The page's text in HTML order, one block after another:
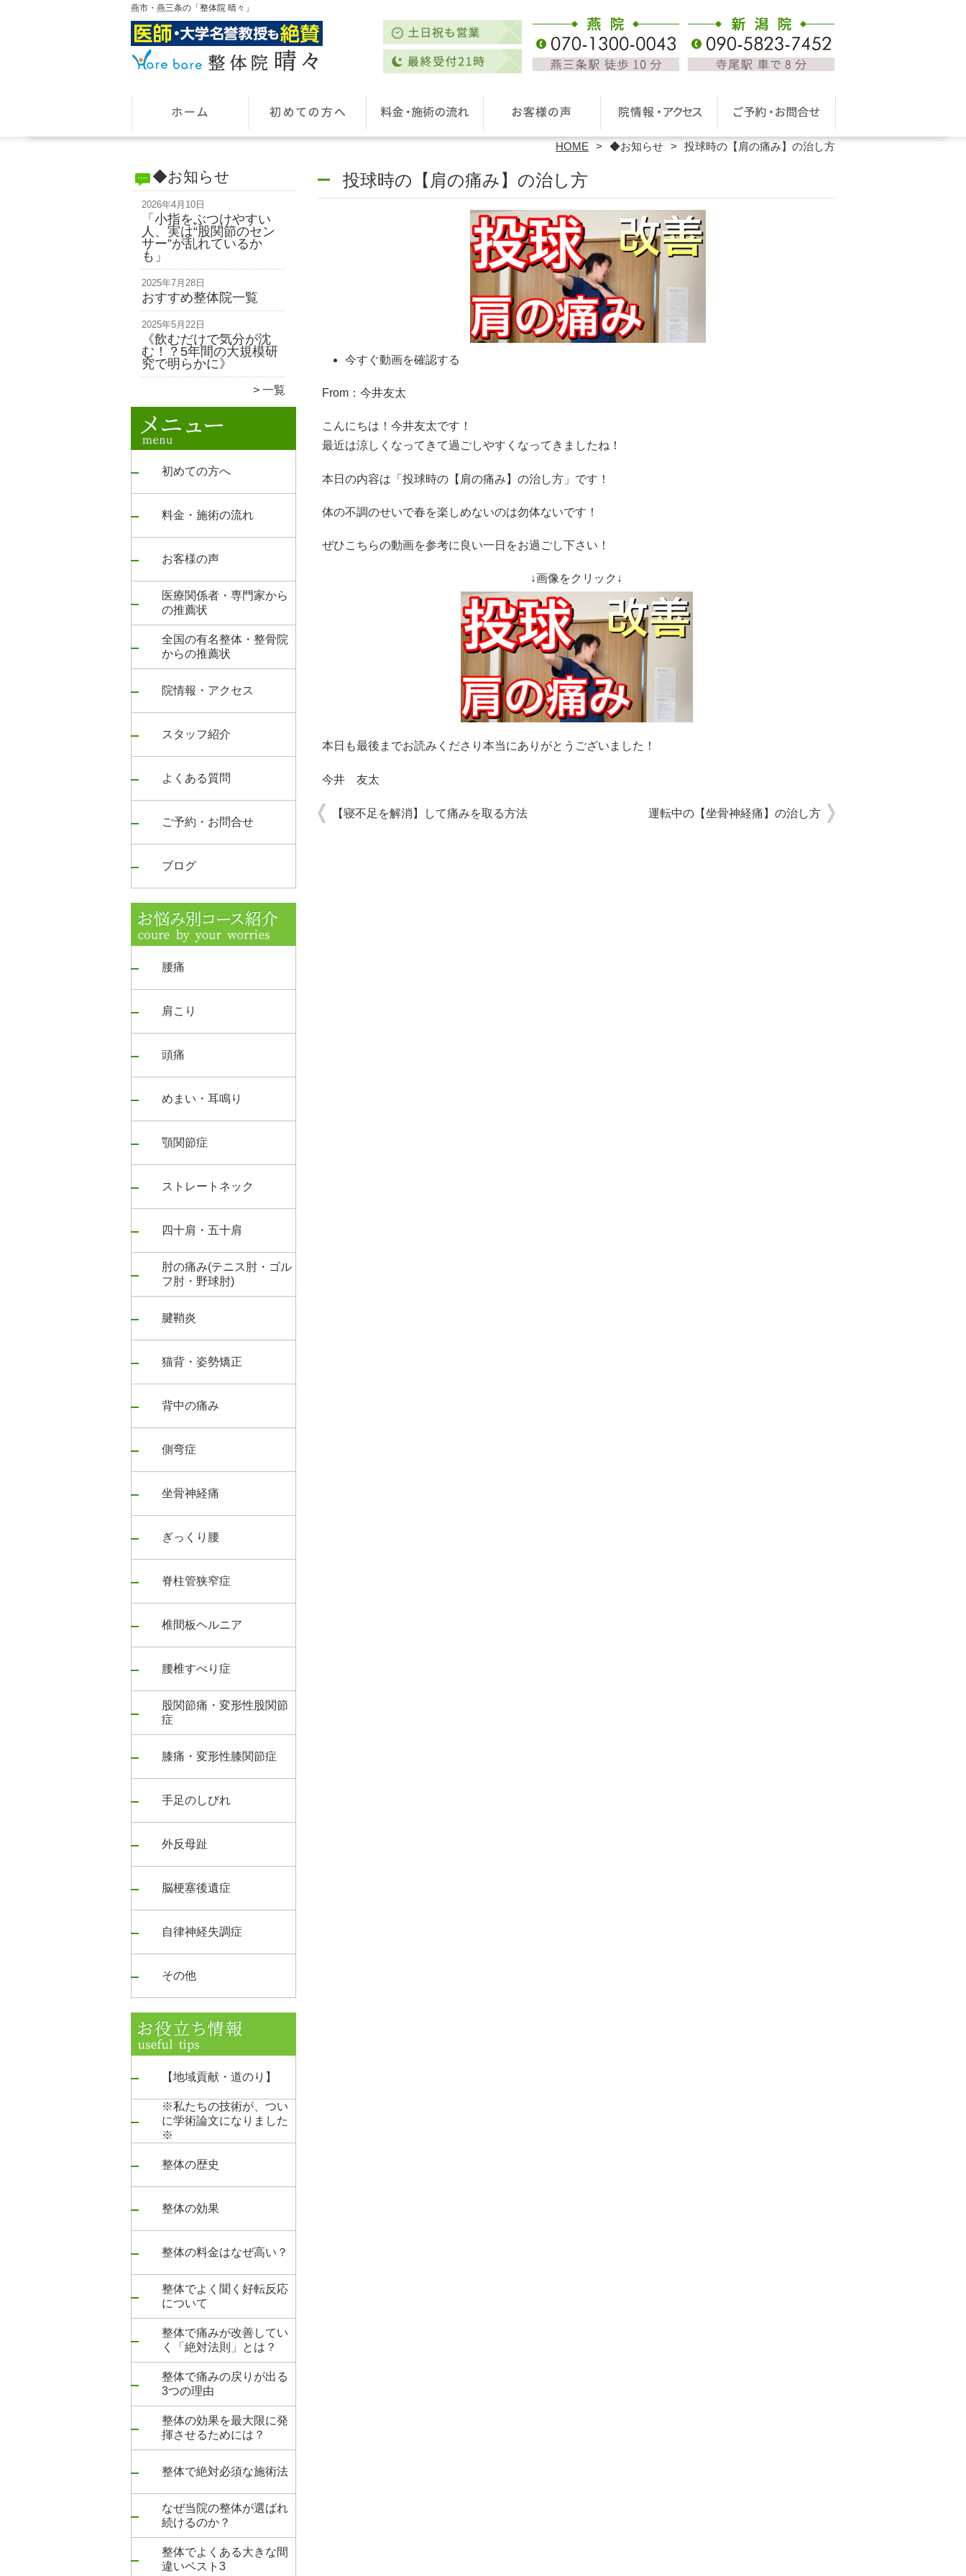
燕市・燕三条の「整体院 晴々」
HOME ◆お知らせ 投球時の【肩の痛み】の治し方
◆お知らせ
2026年4月10日
「小指をぶつけやすい
人、実は“股関節のセン
サー”が乱れているか
も」
2025年7月28日
おすすめ整体院一覧
2025年5月22日
《飲むだけで気分が沈
む！？5年間の大規模研
究で明らかに》
一覧
初めての方へ
料金・施術の流れ
お客様の声
医療関係者・専門家から
の推薦状
全国の有名整体・整骨院
からの推薦状
院情報・アクセス
スタッフ紹介
よくある質問
ご予約・お問合せ
ブログ
腰痛
肩こり
頭痛
めまい・耳鳴り
顎関節症
ストレートネック
四十肩・五十肩
肘の痛み(テニス肘・ゴル
フ肘・野球肘)
腱鞘炎
猫背・姿勢矯正
背中の痛み
側弯症
坐骨神経痛
ぎっくり腰
脊柱管狭窄症
椎間板ヘルニア
腰椎すべり症
股関節痛・変形性股関節
症
膝痛・変形性膝関節症
手足のしびれ
外反母趾
脳梗塞後遺症
自律神経失調症
その他
【地域貢献・道のり】
※私たちの技術が、つい
に学術論文になりました
※
整体の歴史
整体の効果
整体の料金はなぜ高い？
整体でよく聞く好転反応
について
整体で痛みが改善してい
く「絶対法則」とは？
整体で痛みの戻りが出る
3つの理由
整体の効果を最大限に発
揮させるためには？
整体で絶対必須な施術法
なぜ当院の整体が選ばれ
続けるのか？
整体でよくある大きな間
違いベスト3
投球時の【肩の痛み】の治し方
今すぐ動画を確認する
From：今井友太
こんにちは！今井友太です！
最近は涼しくなってきて過ごしやすくなってきましたね！
本日の内容は「投球時の【肩の痛み】の治し方」です！
体の不調のせいで春を楽しめないのは勿体ないです！
ぜひこちらの動画を参考に良い一日をお過ごし下さい！
↓画像をクリック↓
本日も最後までお読みくださり本当にありがとうございました！
今井 友太
【寝不足を解消】して痛みを取る方法 運転中の【坐骨神経痛】の治し方